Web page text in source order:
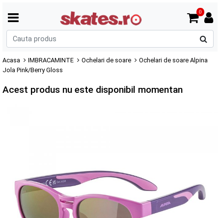
0
Acasa IMBRACAMINTE Ochelari de soare
Ochelari de soare Alpina
Jola Pink/Berry Gloss
Acest produs nu este disponibil momentan